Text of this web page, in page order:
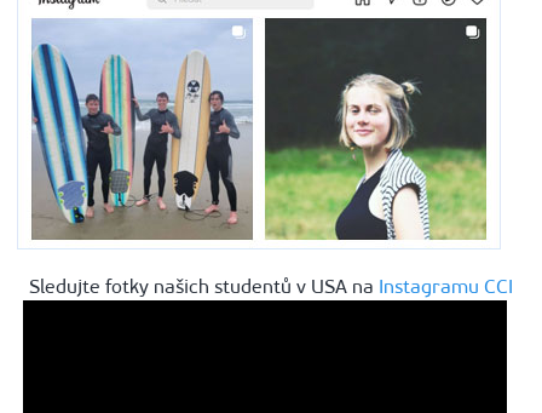
Sledujte fotky našich studentů v USA na Instagramu CCI